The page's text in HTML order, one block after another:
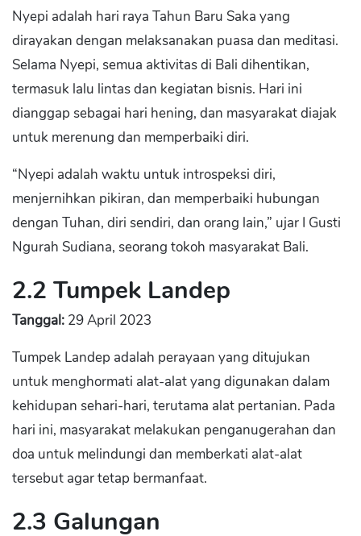
Nyepi adalah hari raya Tahun Baru Saka yang
dirayakan dengan melaksanakan puasa dan meditasi.
Selama Nyepi, semua aktivitas di Bali dihentikan,
termasuk lalu lintas dan kegiatan bisnis. Hari ini
dianggap sebagai hari hening, dan masyarakat diajak
untuk merenung dan memperbaiki diri.
“Nyepi adalah waktu untuk introspeksi diri,
menjernihkan pikiran, dan memperbaiki hubungan
dengan Tuhan, diri sendiri, dan orang lain,” ujar I Gusti
Ngurah Sudiana, seorang tokoh masyarakat Bali.
2.2 Tumpek Landep
Tanggal: 29 April 2023
Tumpek Landep adalah perayaan yang ditujukan
untuk menghormati alat-alat yang digunakan dalam
kehidupan sehari-hari, terutama alat pertanian. Pada
hari ini, masyarakat melakukan penganugerahan dan
doa untuk melindungi dan memberkati alat-alat
tersebut agar tetap bermanfaat.
2.3 Galungan